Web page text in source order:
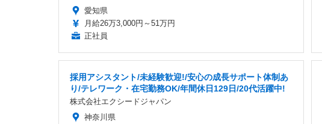
愛知県
月給26万3,000円～51万円
正社員
採用アシスタント/未経験歓迎!/安心の成長サポート体制あ
り/テレワーク・在宅勤務OK/年間休日129日/20代活躍中!
株式会社エクシードジャパン
神奈川県